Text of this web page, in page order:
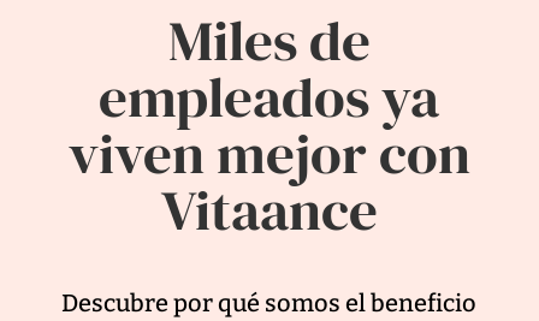
Miles de
empleados ya
viven mejor con
Vitaance
Descubre por qué somos el beneficio